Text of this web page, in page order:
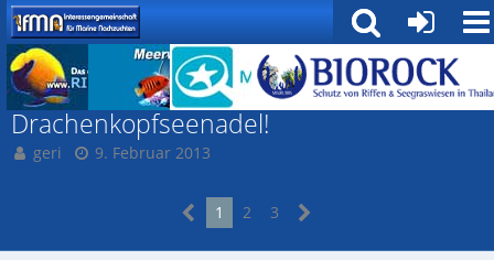
Röhrenmäuler
Drachenkopfseenadel!
geri 9. Februar 2013
1 2 3